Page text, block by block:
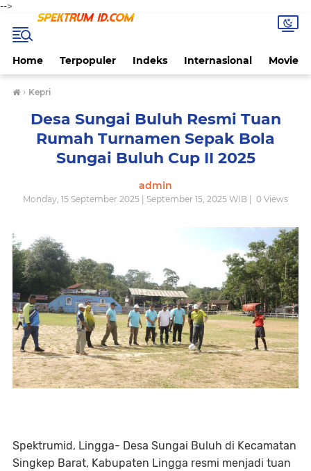
-->
Home Terpopuler Indeks Internasional Movie
› Kepri
Desa Sungai Buluh Resmi Tuan
Rumah Turnamen Sepak Bola
Sungai Buluh Cup II 2025
admin
Monday, 15 September 2025 | September 15, 2025 WIB | 0 Views
Spektrumid, Lingga- Desa Sungai Buluh di Kecamatan
Singkep Barat, Kabupaten Lingga resmi menjadi tuan